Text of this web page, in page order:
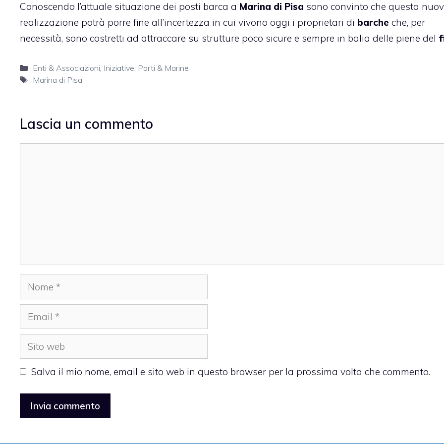
Conoscendo l’attuale situazione dei posti barca a Marina di Pisa sono convinto che questa
realizzazione potrà porre fine all’incertezza in cui vivono oggi i proprietari di barche che, per
necessità, sono costretti ad attraccare su strutture poco sicure e sempre in balia delle piene del
Categorie
Enti & Associazioni Iniziative Porti & Marine
Tag
Marina di Pisa
Lascia un commento
Nome
Email
Sito
web
Salva il mio nome, email e sito web in questo browser per la prossima volta che commento.